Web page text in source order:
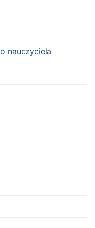
nauczyciela